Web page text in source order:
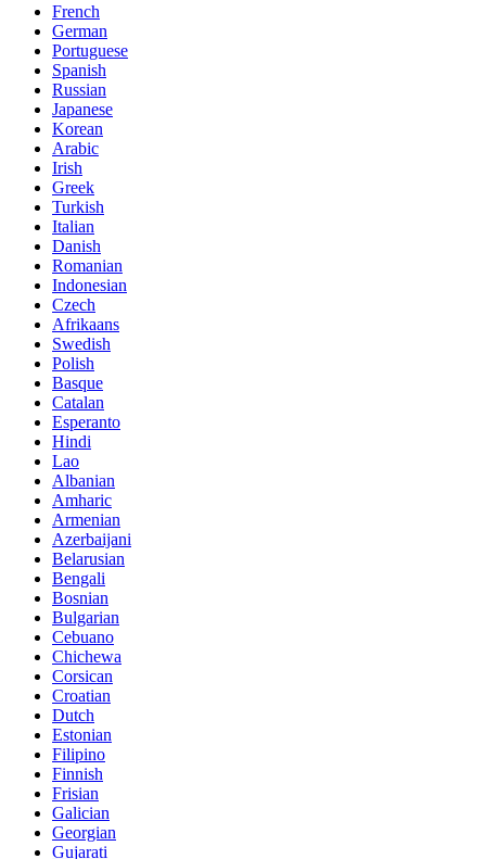
French
German
Portuguese
Spanish
Russian
Japanese
Korean
Arabic
Irish
Greek
Turkish
Italian
Danish
Romanian
Indonesian
Czech
Afrikaans
Swedish
Polish
Basque
Catalan
Esperanto
Hindi
Lao
Albanian
Amharic
Armenian
Azerbaijani
Belarusian
Bengali
Bosnian
Bulgarian
Cebuano
Chichewa
Corsican
Croatian
Dutch
Estonian
Filipino
Finnish
Frisian
Galician
Georgian
Gujarati